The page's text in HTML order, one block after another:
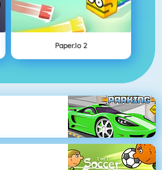
Paper.io 2